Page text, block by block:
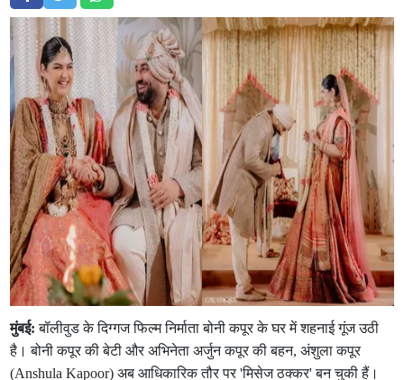
मुंबई: बॉलीवुड के दिग्गज फिल्म निर्माता बोनी कपूर के घर में शहनाई गूंज उठी
है। बोनी कपूर की बेटी और अभिनेता अर्जुन कपूर की बहन, अंशुला कपूर
(Anshula Kapoor) अब आधिकारिक तौर पर 'मिसेज ठक्कर' बन चुकी हैं।